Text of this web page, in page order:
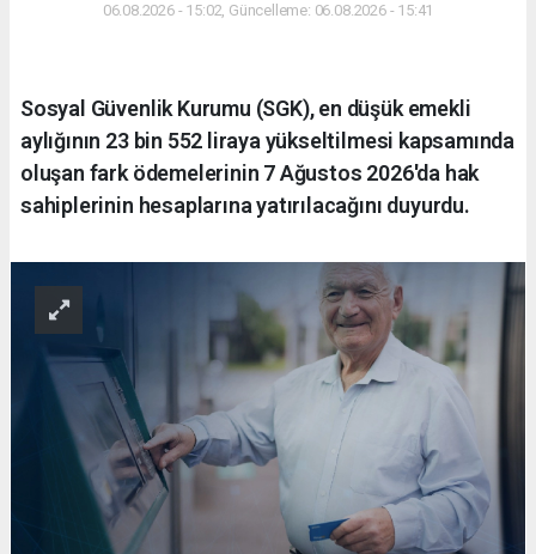
06.08.2026 - 15:02, Güncelleme: 06.08.2026 - 15:41
Sosyal Güvenlik Kurumu (SGK), en düşük emekli
aylığının 23 bin 552 liraya yükseltilmesi kapsamında
oluşan fark ödemelerinin 7 Ağustos 2026'da hak
sahiplerinin hesaplarına yatırılacağını duyurdu.